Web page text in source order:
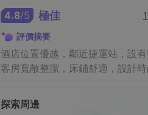
4.8/5 極佳
評價摘要
酒店位置優越，鄰近捷運站，設有
客房寬敞整潔，床鋪舒適，設計
於助人，設施質素高。
探索周邊